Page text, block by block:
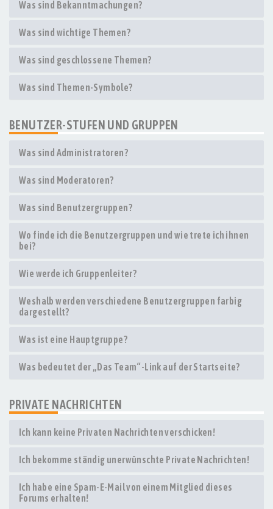
Was sind Bekanntmachungen?
Was sind wichtige Themen?
Was sind geschlossene Themen?
Was sind Themen-Symbole?
BENUTZER-STUFEN UND GRUPPEN
Was sind Administratoren?
Was sind Moderatoren?
Was sind Benutzergruppen?
Wo finde ich die Benutzergruppen und wie trete ich ihnen
bei?
Wie werde ich Gruppenleiter?
Weshalb werden verschiedene Benutzergruppen farbig
dargestellt?
Was ist eine Hauptgruppe?
Was bedeutet der „Das Team“-Link auf der Startseite?
PRIVATE NACHRICHTEN
Ich kann keine Privaten Nachrichten verschicken!
Ich bekomme ständig unerwünschte Private Nachrichten!
Ich habe eine Spam-E-Mail von einem Mitglied dieses
Forums erhalten!